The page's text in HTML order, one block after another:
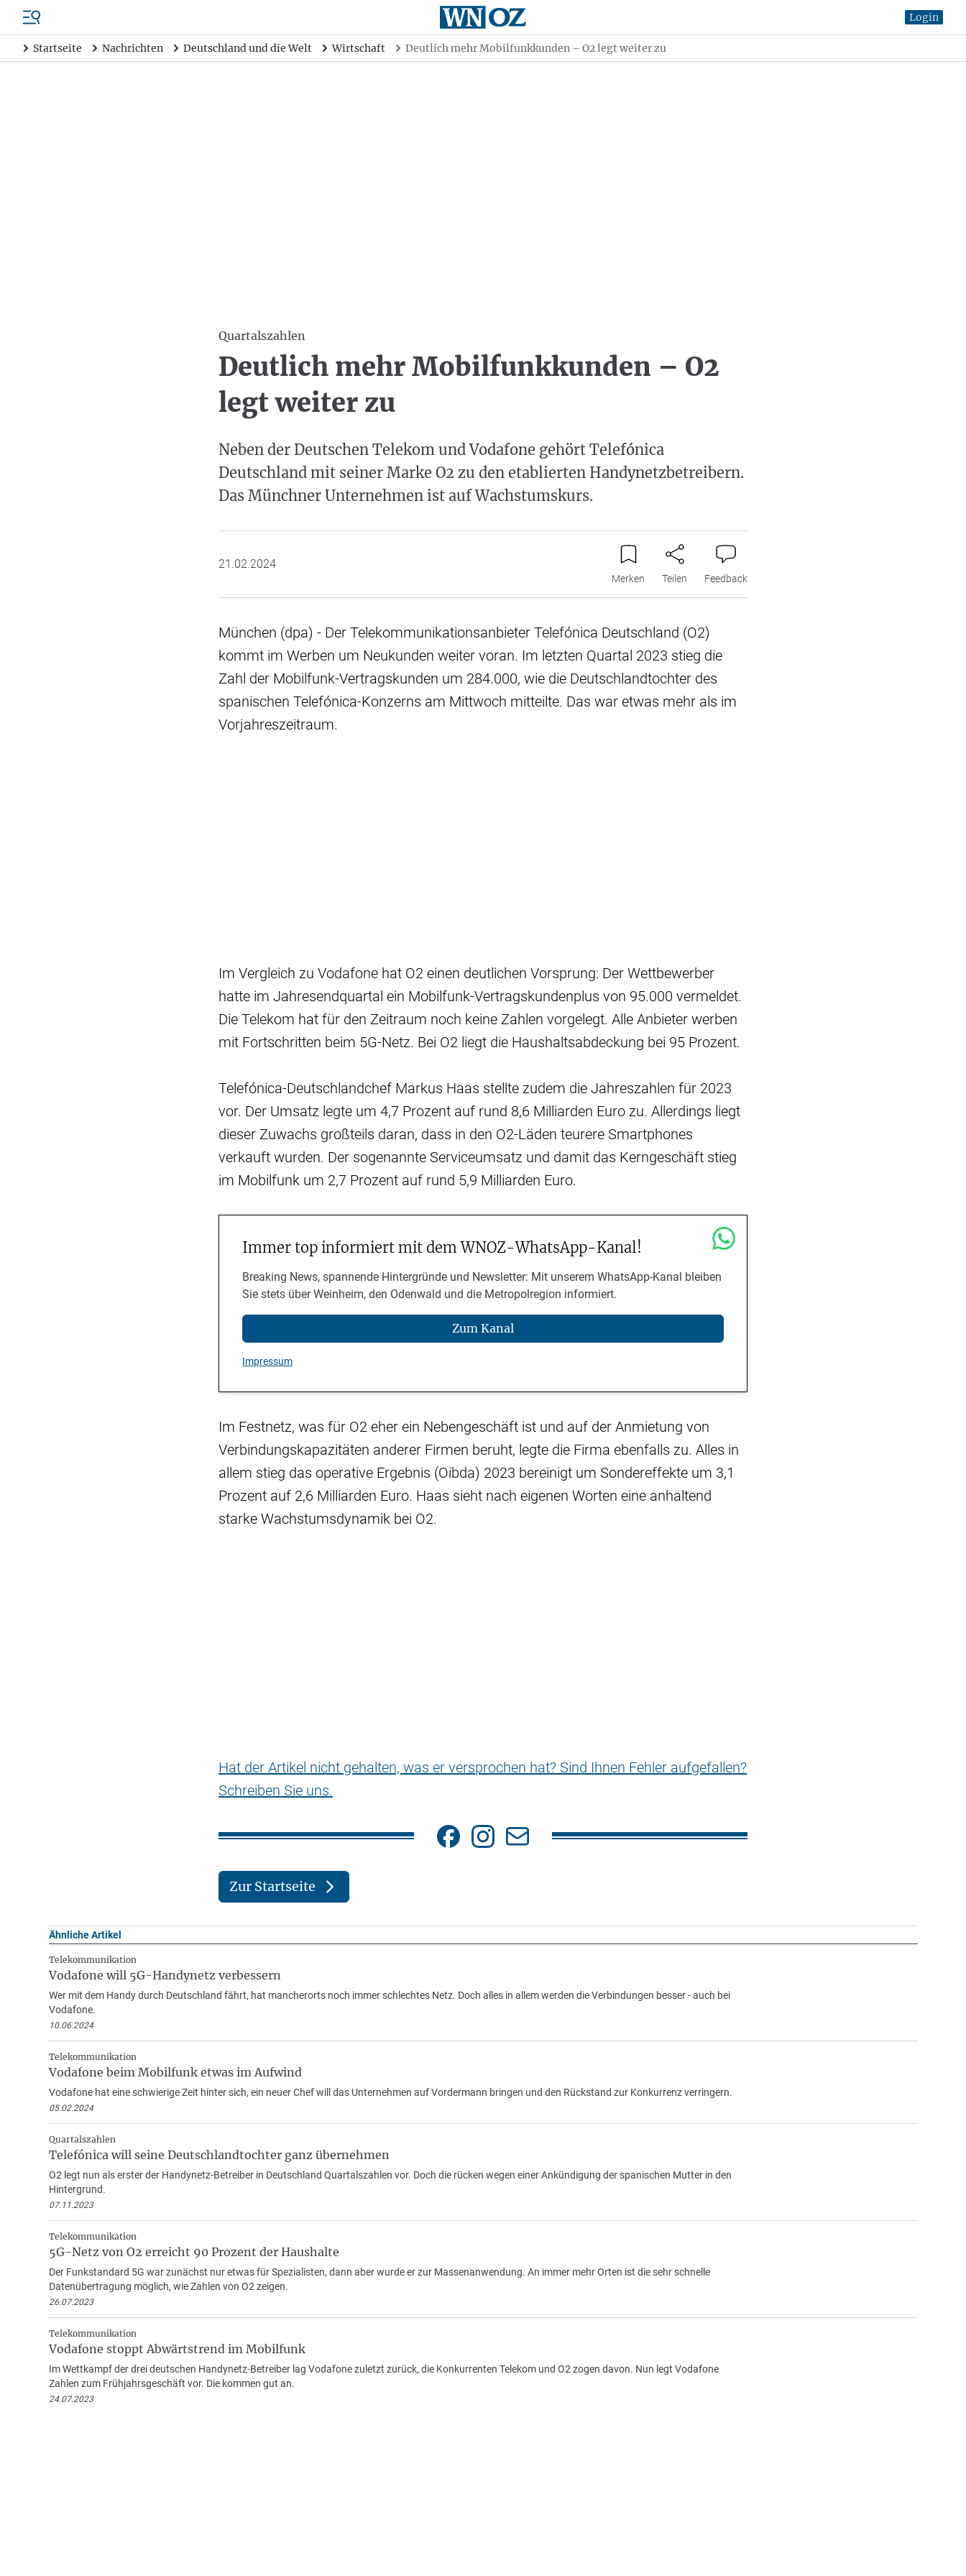
Login
Startseite Nachrichten Deutschland und die Welt Wirtschaft Deutlich mehr Mobilfunkkunden – O2 legt weiter zu
Quartalszahlen
Deutlich mehr Mobilfunkkunden – O2
legt weiter zu
Neben der Deutschen Telekom und Vodafone gehört Telefónica
Deutschland mit seiner Marke O2 zu den etablierten Handynetzbetreibern.
Das Münchner Unternehmen ist auf Wachstumskurs.
21.02.2024
Merken Teilen Feedback
München (dpa) - Der Telekommunikationsanbieter Telefónica Deutschland (O2)
kommt im Werben um Neukunden weiter voran. Im letzten Quartal 2023 stieg die
Zahl der Mobilfunk-Vertragskunden um 284.000, wie die Deutschlandtochter des
spanischen Telefónica-Konzerns am Mittwoch mitteilte. Das war etwas mehr als im
Vorjahreszeitraum.
Im Vergleich zu Vodafone hat O2 einen deutlichen Vorsprung: Der Wettbewerber
hatte im Jahresendquartal ein Mobilfunk-Vertragskundenplus von 95.000 vermeldet.
Die Telekom hat für den Zeitraum noch keine Zahlen vorgelegt. Alle Anbieter werben
mit Fortschritten beim 5G-Netz. Bei O2 liegt die Haushaltsabdeckung bei 95 Prozent.
Telefónica-Deutschlandchef Markus Haas stellte zudem die Jahreszahlen für 2023
vor. Der Umsatz legte um 4,7 Prozent auf rund 8,6 Milliarden Euro zu. Allerdings liegt
dieser Zuwachs großteils daran, dass in den O2-Läden teurere Smartphones
verkauft wurden. Der sogenannte Serviceumsatz und damit das Kerngeschäft stieg
im Mobilfunk um 2,7 Prozent auf rund 5,9 Milliarden Euro.
Immer top informiert mit dem WNOZ-WhatsApp-Kanal!
Breaking News, spannende Hintergründe und Newsletter: Mit unserem WhatsApp-Kanal bleiben
Sie stets über Weinheim, den Odenwald und die Metropolregion informiert.
Zum Kanal
Impressum
Im Festnetz, was für O2 eher ein Nebengeschäft ist und auf der Anmietung von
Verbindungskapazitäten anderer Firmen beruht, legte die Firma ebenfalls zu. Alles in
allem stieg das operative Ergebnis (Oibda) 2023 bereinigt um Sondereffekte um 3,1
Prozent auf 2,6 Milliarden Euro. Haas sieht nach eigenen Worten eine anhaltend
starke Wachstumsdynamik bei O2.
Hat der Artikel nicht gehalten, was er versprochen hat? Sind Ihnen Fehler aufgefallen?
Schreiben Sie uns.
Zur Startseite
Ähnliche Artikel
Telekommunikation
Vodafone will 5G-Handynetz verbessern
Wer mit dem Handy durch Deutschland fährt, hat mancherorts noch immer schlechtes Netz. Doch alles in allem werden die Verbindungen besser - auch bei
Vodafone.
10.06.2024
Telekommunikation
Vodafone beim Mobilfunk etwas im Aufwind
Vodafone hat eine schwierige Zeit hinter sich, ein neuer Chef will das Unternehmen auf Vordermann bringen und den Rückstand zur Konkurrenz verringern.
05.02.2024
Quartalszahlen
Telefónica will seine Deutschlandtochter ganz übernehmen
O2 legt nun als erster der Handynetz-Betreiber in Deutschland Quartalszahlen vor. Doch die rücken wegen einer Ankündigung der spanischen Mutter in den
Hintergrund.
07.11.2023
Telekommunikation
5G-Netz von O2 erreicht 90 Prozent der Haushalte
Der Funkstandard 5G war zunächst nur etwas für Spezialisten, dann aber wurde er zur Massenanwendung. An immer mehr Orten ist die sehr schnelle
Datenübertragung möglich, wie Zahlen von O2 zeigen.
26.07.2023
Telekommunikation
Vodafone stoppt Abwärtstrend im Mobilfunk
Im Wettkampf der drei deutschen Handynetz-Betreiber lag Vodafone zuletzt zurück, die Konkurrenten Telekom und O2 zogen davon. Nun legt Vodafone
Zahlen zum Frühjahrsgeschäft vor. Die kommen gut an.
24.07.2023